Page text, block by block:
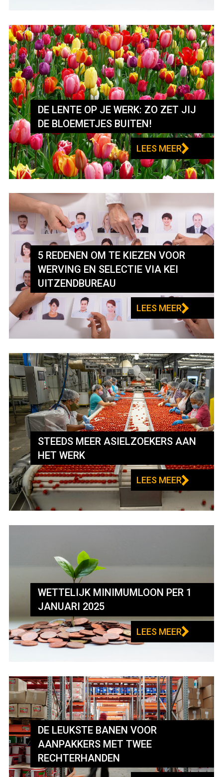
DE LENTE OP JE WERK: ZO ZET JIJ
DE BLOEMETJES BUITEN!
LEES MEER
5 REDENEN OM TE KIEZEN VOOR
WERVING EN SELECTIE VIA KEI
UITZENDBUREAU
LEES MEER
STEEDS MEER ASIELZOEKERS AAN
HET WERK
LEES MEER
WETTELIJK MINIMUMLOON PER 1
JANUARI 2025
LEES MEER
DE LEUKSTE BANEN VOOR
AANPAKKERS MET TWEE
RECHTERHANDEN